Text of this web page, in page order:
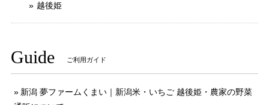
越後姫
Guide ご利用ガイド
新潟 夢ファームくまい｜新潟米・いちご 越後姫・農家の野菜